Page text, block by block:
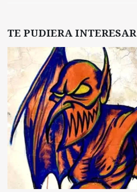
TE PUDIERA INTERESAR